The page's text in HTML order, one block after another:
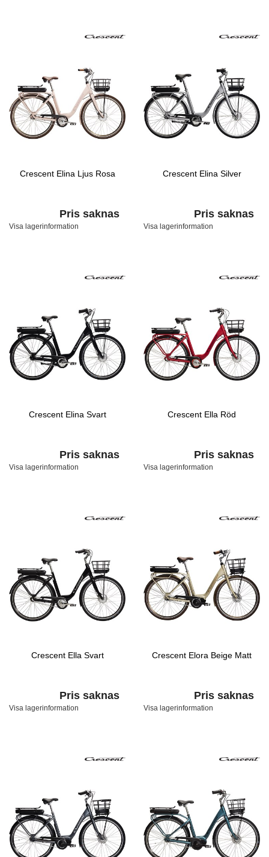
Crescent Elina Ljus Rosa
Pris saknas
Visa lagerinformation
Crescent Elina Silver
Pris saknas
Visa lagerinformation
Crescent Elina Svart
Pris saknas
Visa lagerinformation
Crescent Ella Röd
Pris saknas
Visa lagerinformation
Crescent Ella Svart
Pris saknas
Visa lagerinformation
Crescent Elora Beige Matt
Pris saknas
Visa lagerinformation